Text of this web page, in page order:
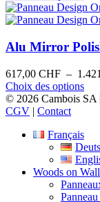
être
sur
la
a
Les
être
la
du
Alu Mirror
617,00 CHF –
Choix des optionsCe
Les
être
© 2026 Cambois SA |
CGV | Contact
Français
Woods on